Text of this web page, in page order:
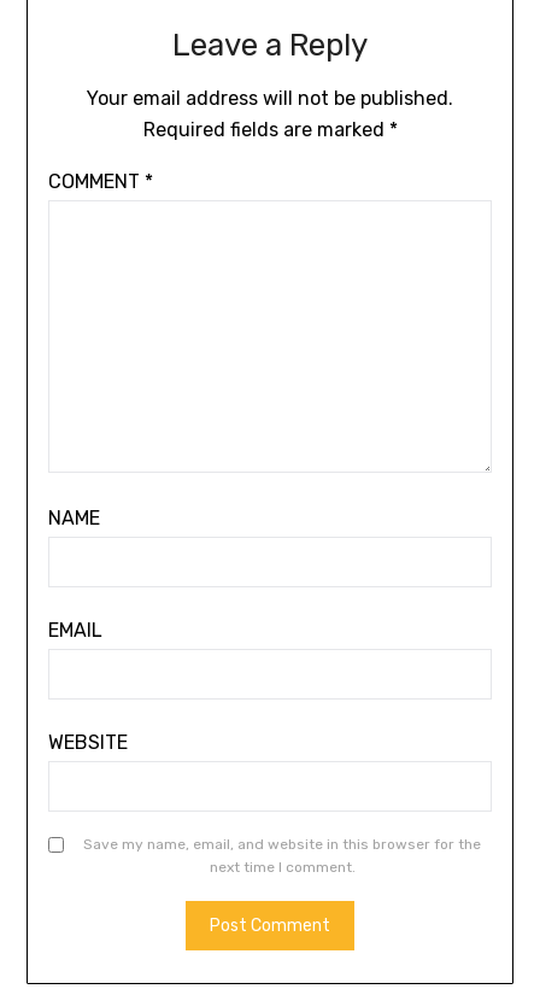
Leave a Reply
Your email address will not be published.
Required fields are marked *
COMMENT *
NAME
EMAIL
WEBSITE
Save my name, email, and website in this browser for the
next time I comment.